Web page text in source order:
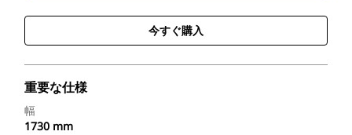
今すぐ購入
重要な仕様
幅
1730 mm